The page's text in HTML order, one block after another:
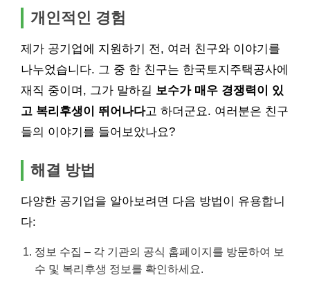
개인적인 경험
제가 공기업에 지원하기 전, 여러 친구와 이야기를
나누었습니다. 그 중 한 친구는 한국토지주택공사에
재직 중이며, 그가 말하길 보수가 매우 경쟁력이 있
고 복리후생이 뛰어나다고 하더군요. 여러분은 친구
들의 이야기를 들어보았나요?
해결 방법
다양한 공기업을 알아보려면 다음 방법이 유용합니
다:
정보 수집 – 각 기관의 공식 홈페이지를 방문하여 보
수 및 복리후생 정보를 확인하세요.